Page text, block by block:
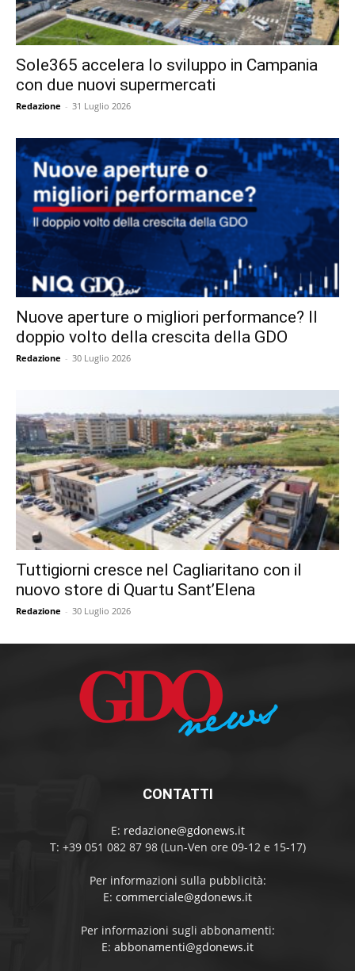
Sole365 accelera lo sviluppo in Campania
con due nuovi supermercati
Redazione - 31 Luglio 2026
Nuove aperture o migliori performance? Il
doppio volto della crescita della GDO
Redazione - 30 Luglio 2026
Tuttigiorni cresce nel Cagliaritano con il
nuovo store di Quartu Sant’Elena
Redazione - 30 Luglio 2026
CONTATTI
E: redazione@gdonews.it
T: +39 051 082 87 98 (Lun-Ven ore 09-12 e 15-17)
Per informazioni sulla pubblicità:
E: commerciale@gdonews.it
Per informazioni sugli abbonamenti:
E: abbonamenti@gdonews.it